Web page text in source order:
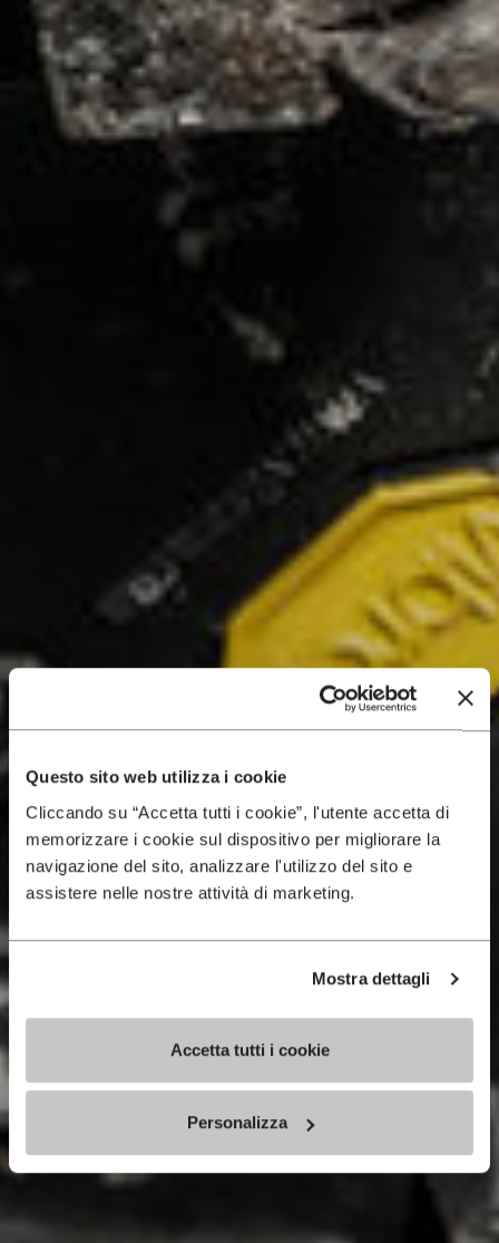
Questo sito web utilizza i cookie
Cliccando su “Accetta tutti i cookie”, l'utente accetta di
memorizzare i cookie sul dispositivo per migliorare la
navigazione del sito, analizzare l'utilizzo del sito e
assistere nelle nostre attività di marketing.
Mostra dettagli
Accetta tutti i cookie
Personalizza